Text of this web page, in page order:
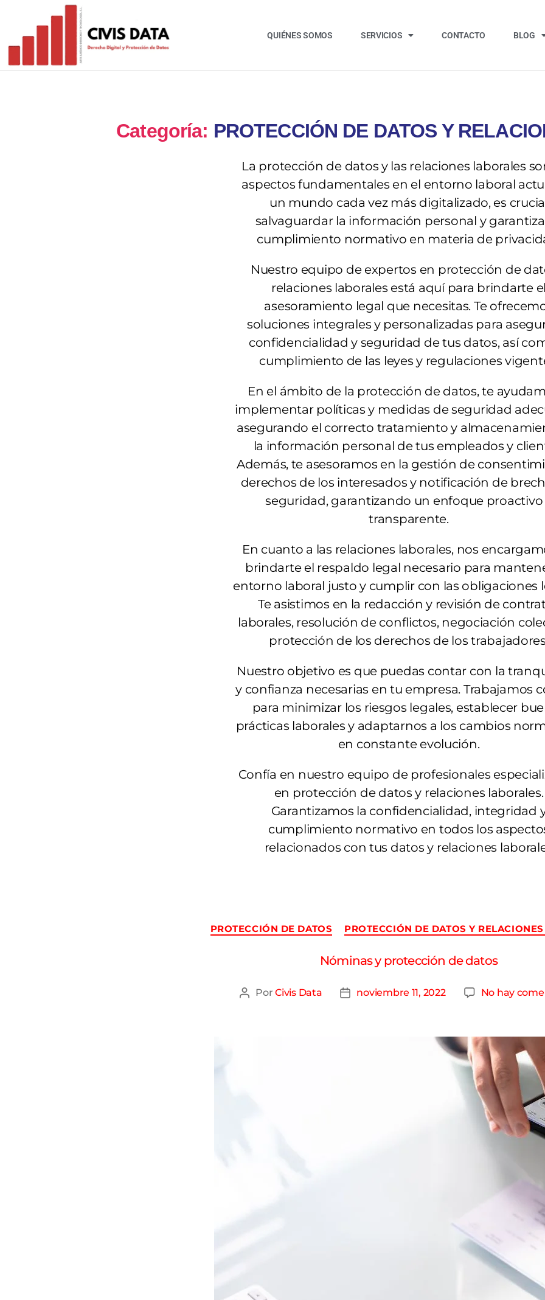
QUIÉNES SOMOS SERVICIOS CONTACTO BLOG
Categoría: PROTECCIÓN DE DATOS Y
La protección de datos y las relaciones laborales
aspectos fundamentales en el entorno laboral
un mundo cada vez más digitalizado, es
salvaguardar la información personal y
cumplimiento normativo en materia de
Nuestro equipo de expertos en protección de
relaciones laborales está aquí para brindarte el
asesoramiento legal que necesitas. Te
soluciones integrales y personalizadas para
confidencialidad y seguridad de tus datos, así
cumplimiento de las leyes y regulaciones
En el ámbito de la protección de datos, te
implementar políticas y medidas de seguridad
asegurando el correcto tratamiento y
la información personal de tus empleados y
Además, te asesoramos en la gestión de
derechos de los interesados y notificación de
seguridad, garantizando un enfoque proactivo
transparente.
En cuanto a las relaciones laborales, nos
brindarte el respaldo legal necesario para
entorno laboral justo y cumplir con las obligaciones
Te asistimos en la redacción y revisión de
laborales, resolución de conflictos, negociación
protección de los derechos de los
Nuestro objetivo es que puedas contar con la
y confianza necesarias en tu empresa. Trabajamos
para minimizar los riesgos legales, establecer
prácticas laborales y adaptarnos a los cambios
en constante evolución.
Confía en nuestro equipo de profesionales
en protección de datos y relaciones laborales.
Garantizamos la confidencialidad, integridad
cumplimiento normativo en todos los
relacionados con tus datos y relaciones
PROTECCIÓN DE DATOS PROTECCIÓN DE DATOS Y
Nóminas y protección de datos
PorCivis Data noviembre 11, 2022 No hay